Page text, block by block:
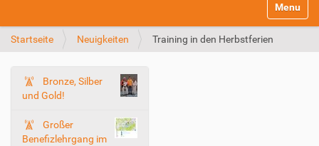
k
Toggle
Startseite Neuigkeiten Training in den Herbstferien
N
a
v
i
Bronze, Silber
und Gold!
Großer
Benefizlehrgang im